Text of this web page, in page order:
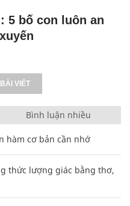
5 bố con luôn an
VIẾT
Bình luận nhiều
hàm cơ bản cần nhớ
thức lượng giác bằng thơ,